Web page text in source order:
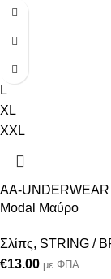
L
XL
XXL
AA-UNDERWEAR
Modal Μαύρο
Σλίπς, STRING /
€13.00 με ΦΠΑ